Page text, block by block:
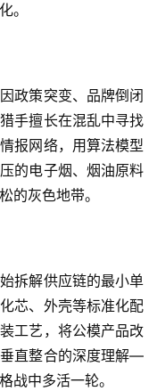
。
政策突变、品牌倒闭
手擅长在混乱中寻找
报网络，用算法模型
的电子烟、烟油原料
的灰色地带。
拆解供应链的最小单
芯、外壳等标准化配
工艺，将公模产品改
直整合的深度理解—
战中多活一轮。